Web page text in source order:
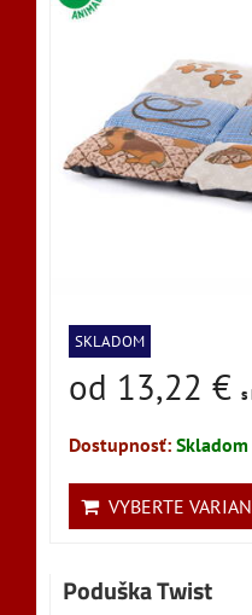
SKLADOM
od 13,22 € s
Dostupnosť: Skladom
VYBERTE
Poduška Twist